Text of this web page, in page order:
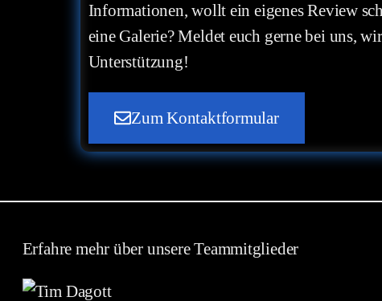
Informationen, wollt ein eigenes Review
eine Galerie? Meldet euch gerne bei uns,
Unterstützung!
Zum Kontaktformular
Erfahre mehr über unsere Teammitglieder